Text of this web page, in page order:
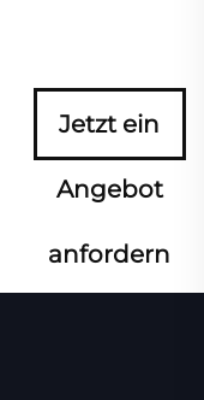
Jetzt ein
Angebot
anfordern